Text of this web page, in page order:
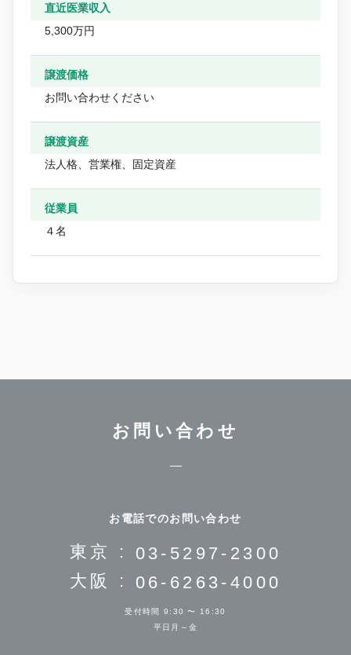
直近医業収入
5,300万円
譲渡価格
お問い合わせください
譲渡資産
法人格、営業権、固定資産
従業員
４名
お問い合わせ
お電話でのお問い合わせ
東京 : 03-5297-2300
大阪 : 06-6263-4000
受付時間 9:30 〜 16:30
平日月～金